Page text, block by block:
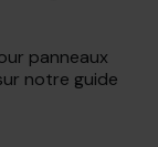
panneaux
notre guide